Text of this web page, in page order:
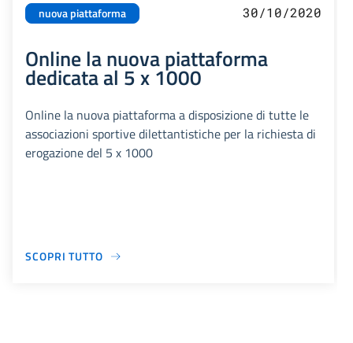
nuova piattaforma 30/10/2020
Online la nuova piattaforma
dedicata al 5 x 1000
Online la nuova piattaforma a disposizione di tutte le
associazioni sportive dilettantistiche per la richiesta di
erogazione del 5 x 1000
SCOPRI TUTTO